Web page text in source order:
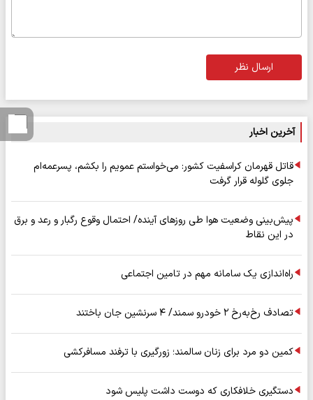
ارسال نظر
آخرین اخبار
قاتل قهرمان کراسفیت کشور: می‌خواستم عمویم را بکشم، پسرعمه‌ام
جلوی گلوله قرار گرفت
پیش‌بینی وضعیت هوا طی روزهای آینده/ احتمال وقوع رگبار و رعد و برق
در این نقاط
راه‌اندازی یک سامانه مهم در تامین اجتماعی
تصادف رخ‌به‌رخ ۲ خودرو سمند/ ۴ سرنشین جان باختند
کمین دو مرد برای زنان سالمند؛ زورگیری با ترفند مسافرکشی
دستگیری خلافکاری که دوست داشت پلیس شود